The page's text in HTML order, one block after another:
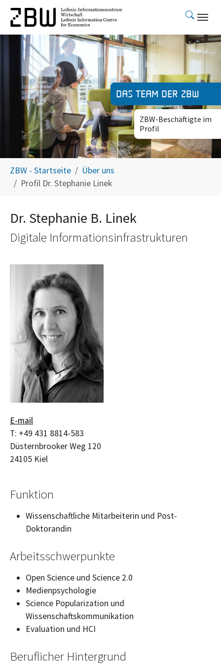
Skip to main content
Das Team der ZBW
ZBW-Beschäftigte im
Profil
ZBW - Startseite
Über uns
Profil Dr. Stephanie Linek
Dr. Stephanie B. Linek
Digitale Informationsinfrastrukturen
E-mail
T: +49 431 8814-583
Düsternbrooker Weg 120
24105 Kiel
Funktion
Wissenschaftliche Mitarbeiterin und Post-
Doktorandin
Arbeitsschwerpunkte
Open Science und Science 2.0
Medienpsychologie
Science Popularization und
Wissenschaftskommunikation
Evaluation und HCI
Beruflicher Hintergrund